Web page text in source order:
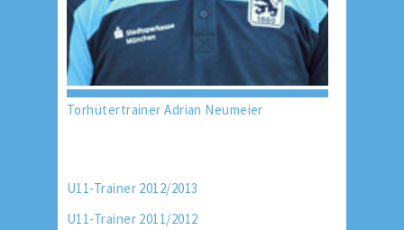
Torhütertrainer Adrian Neumeier
U11-Trainer 2012/2013
U11-Trainer 2011/2012